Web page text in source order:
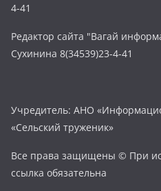
4-41
Редактор сайта "Вагай
Сухинина 8(34539)23-4-41
Учредитель: АНО
«Сельский труженик»
Все права защищены © При
ссылка обязательна